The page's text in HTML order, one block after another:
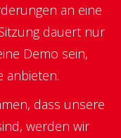
an eine
dauert nur
Demo sein,
anbieten.
dass unsere
werden wir